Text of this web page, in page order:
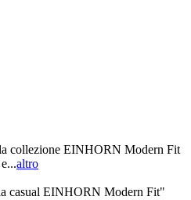
collezione EINHORN Modern Fit
altro
casual EINHORN Modern Fit"